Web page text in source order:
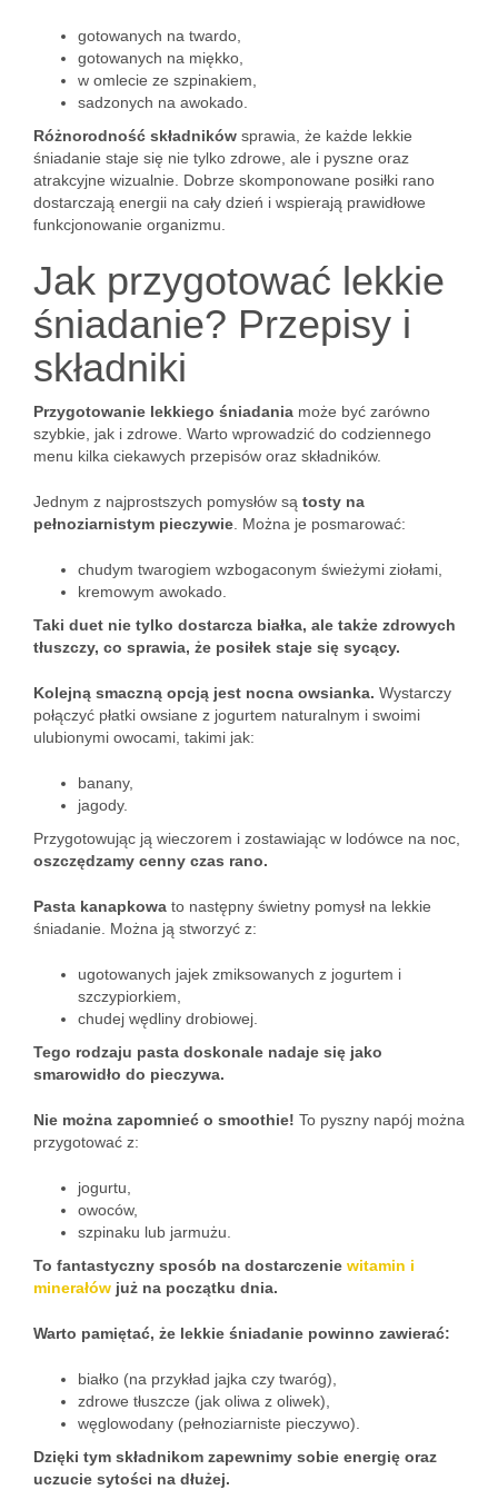
gotowanych na twardo,
gotowanych na miękko,
w omlecie ze szpinakiem,
sadzonych na awokado.
Różnorodność składników sprawia, że każde lekkie
śniadanie staje się nie tylko zdrowe, ale i pyszne oraz
atrakcyjne wizualnie. Dobrze skomponowane posiłki rano
dostarczają energii na cały dzień i wspierają prawidłowe
funkcjonowanie organizmu.
Jak przygotować lekkie
śniadanie? Przepisy i
składniki
Przygotowanie lekkiego śniadania może być zarówno
szybkie, jak i zdrowe. Warto wprowadzić do codziennego
menu kilka ciekawych przepisów oraz składników.
Jednym z najprostszych pomysłów są tosty na
pełnoziarnistym pieczywie . Można je posmarować:
chudym twarogiem wzbogaconym świeżymi ziołami,
kremowym awokado.
Taki duet nie tylko dostarcza białka, ale także zdrowych
tłuszczy, co sprawia, że posiłek staje się sycący.
Kolejną smaczną opcją jest nocna owsianka. Wystarczy
połączyć płatki owsiane z jogurtem naturalnym i swoimi
ulubionymi owocami, takimi jak:
banany,
jagody.
Przygotowując ją wieczorem i zostawiając w lodówce na noc,
oszczędzamy cenny czas rano.
Pasta kanapkowa to następny świetny pomysł na lekkie
śniadanie. Można ją stworzyć z:
ugotowanych jajek zmiksowanych z jogurtem i
szczypiorkiem,
chudej wędliny drobiowej.
Tego rodzaju pasta doskonale nadaje się jako
smarowidło do pieczywa.
Nie można zapomnieć o smoothie! To pyszny napój można
przygotować z:
jogurtu,
owoców,
szpinaku lub jarmużu.
To fantastyczny sposób na dostarczenie witamin i
minerałów już na początku dnia.
Warto pamiętać, że lekkie śniadanie powinno zawierać:
białko (na przykład jajka czy twaróg),
zdrowe tłuszcze (jak oliwa z oliwek),
węglowodany (pełnoziarniste pieczywo).
Dzięki tym składnikom zapewnimy sobie energię oraz
uczucie sytości na dłużej.